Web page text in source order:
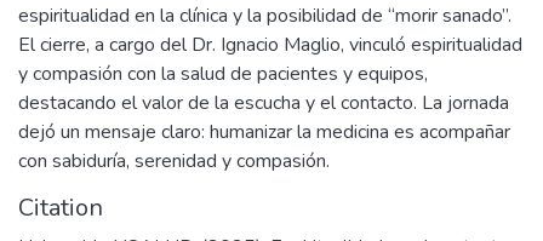
espiritualidad en la clínica y la posibilidad de “morir sanado”.
El cierre, a cargo del Dr. Ignacio Maglio, vinculó espiritualidad
y compasión con la salud de pacientes y equipos,
destacando el valor de la escucha y el contacto. La jornada
dejó un mensaje claro: humanizar la medicina es acompañar
con sabiduría, serenidad y compasión.
Citation